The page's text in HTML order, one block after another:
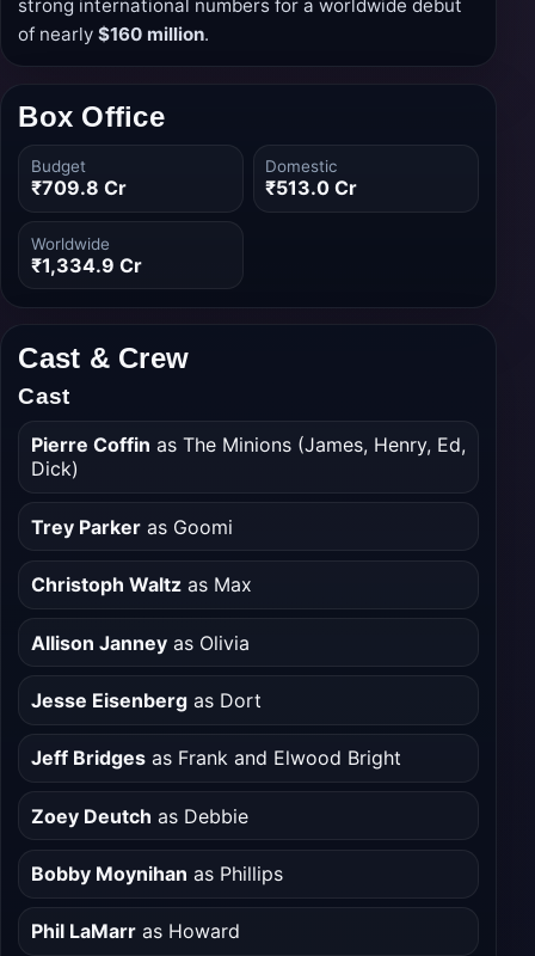
strong international numbers for a worldwide debut
of nearly$160 million.
Box Office
Budget
₹709.8 Cr
Domestic
₹513.0 Cr
Worldwide
₹1,334.9 Cr
Cast & Crew
Cast
Pierre Coffin as The Minions (James, Henry, Ed,
Dick)
Trey Parkeras Goomi
Christoph Waltzas Max
Allison Janneyas Olivia
Jesse Eisenbergas Dort
Jeff Bridgesas Frank and Elwood Bright
Zoey Deutch as Debbie
Bobby Moynihan as Phillips
Phil LaMarras Howard